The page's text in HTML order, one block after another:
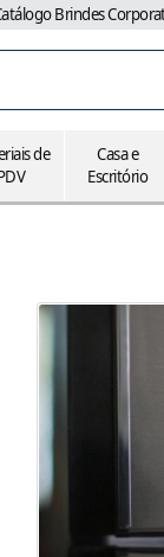
Brindes
de
Casa e
Escritório